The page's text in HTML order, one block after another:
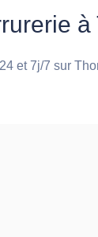
à
et 7j/7 sur